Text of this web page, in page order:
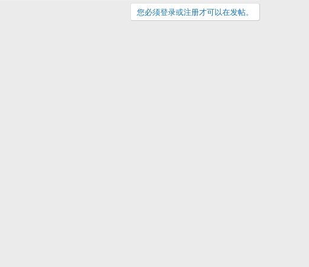
您必须登录或注册才可以在发帖。